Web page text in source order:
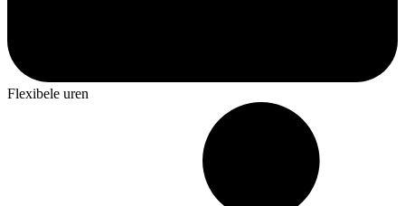
Flexibele uren